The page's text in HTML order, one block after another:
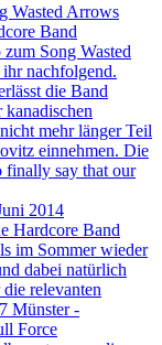
Wasted Arrows
Band
Song Wasted
nachfolgend.
die Band
mehr länger Teil
einnehmen. Die
finally say that our
2014
Hardcore Band
im Sommer wieder
dabei natürlich
relevanten
Münster -
Force